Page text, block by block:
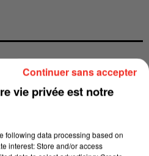
vie privée est notre
following data processing based on
interest: Store and/or access
Continuer sans accepter